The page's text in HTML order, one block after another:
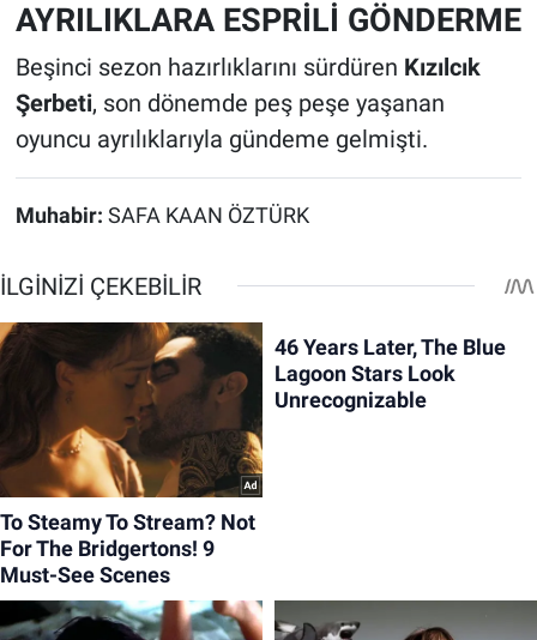
AYRILIKLARA ESPRİLİ GÖNDERME
Beşinci sezon hazırlıklarını sürdüren Kızılcık
Şerbeti, son dönemde peş peşe yaşanan
oyuncu ayrılıklarıyla gündeme gelmişti.
Muhabir: SAFA KAAN ÖZTÜRK